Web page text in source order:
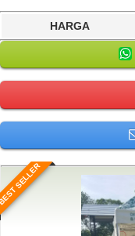
HARGA
SELLER